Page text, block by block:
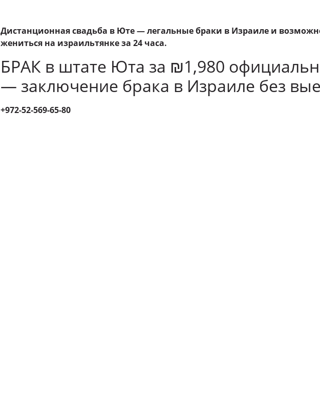
Дистанционная свадьба в Юте — легальные браки в Израиле и
жениться на израильтянке за 24 часа.
БРАК в штате Юта за ₪1,980
— заключение брака в Израиле без
+972-52-569-65-80